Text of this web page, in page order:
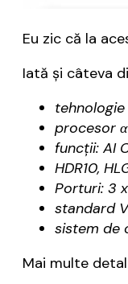
Eu zic că la
Iată şi câteva
procesor
funcţii: AI
HDR10,
Porturi: 3 x
standard
sistem de
Mai multe